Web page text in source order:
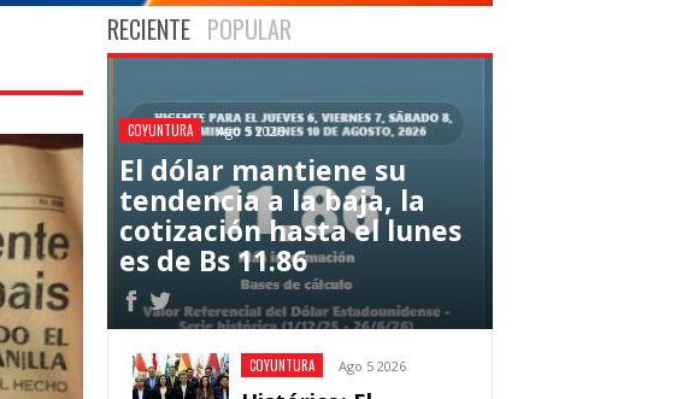
RECIENTE POPULAR
COYUNTURA Ago 5 2026
El dólar mantiene su
tendencia a la baja, la
cotización hasta el lunes
es de Bs 11.86
COYUNTURA Ago 5 2026